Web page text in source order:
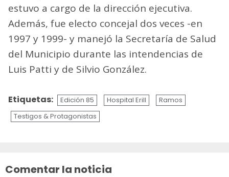
estuvo a cargo de la dirección ejecutiva.
Además, fue electo concejal dos veces -en
1997 y 1999- y manejó la Secretaría de Salud
del Municipio durante las intendencias de
Luis Patti y de Silvio González.
Etiquetas: Edición 85 Hospital Erill
Ramos
Testigos & Protagonistas
Comentar la noticia